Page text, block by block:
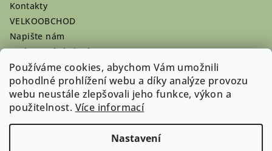
Používáme cookies, abychom Vám umožnili
pohodlné prohlížení webu a díky analýze provozu
webu neustále zlepšovali jeho funkce, výkon a
použitelnost. Více informací
Nastavení
Kontakty
VELKOOBCHOD
Napište nám
Hodnocení obchodu
Registrace se vyplatí!
Pamlsky na míru
Nepřevzaté dobírky